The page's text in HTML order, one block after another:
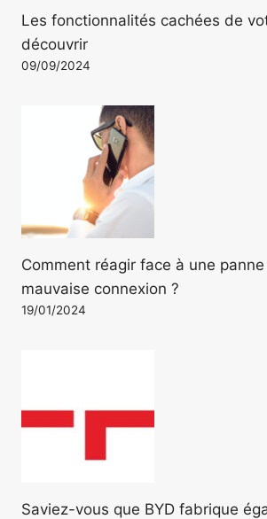
Les fonctionnalités cachées de
découvrir
09/09/2024
Comment réagir face à une
mauvaise connexion ?
19/01/2024
Saviez-vous que BYD fabrique